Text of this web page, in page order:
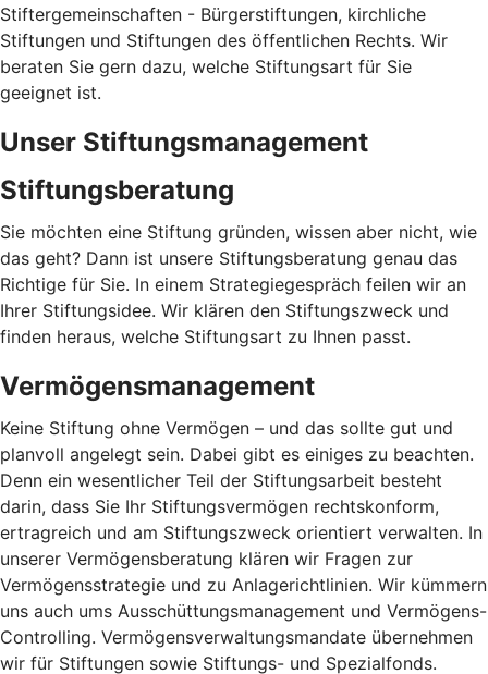
Stiftergemeinschaften - Bürgerstiftungen, kirchliche
Stiftungen und Stiftungen des öffentlichen Rechts. Wir
beraten Sie gern dazu, welche Stiftungsart für Sie
geeignet ist.
Unser Stiftungsmanagement
Stiftungsberatung
Sie möchten eine Stiftung gründen, wissen aber nicht, wie
das geht? Dann ist unsere Stiftungsberatung genau das
Richtige für Sie. In einem Strategiegespräch feilen wir an
Ihrer Stiftungsidee. Wir klären den Stiftungszweck und
finden heraus, welche Stiftungsart zu Ihnen passt.
Vermögensmanagement
Keine Stiftung ohne Vermögen – und das sollte gut und
planvoll angelegt sein. Dabei gibt es einiges zu beachten.
Denn ein wesentlicher Teil der Stiftungsarbeit besteht
darin, dass Sie Ihr Stiftungsvermögen rechtskonform,
ertragreich und am Stiftungszweck orientiert verwalten. In
unserer Vermögensberatung klären wir Fragen zur
Vermögensstrategie und zu Anlagerichtlinien. Wir kümmern
uns auch ums Ausschüttungsmanagement und Vermögens-
Controlling. Vermögensverwaltungsmandate übernehmen
wir für Stiftungen sowie Stiftungs- und Spezialfonds.